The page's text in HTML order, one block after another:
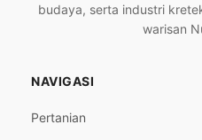
budaya, serta industri
warisan
NAVIGASI
Pertanian